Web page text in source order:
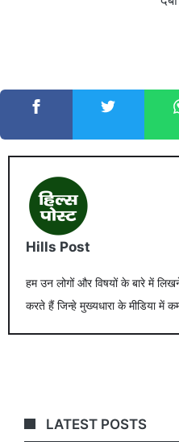
Hills Post
हम उन लोगों और विषयों के बारे में
करते हैं जिन्हे मुख्यधारा के मीडिया में
LATEST POSTS